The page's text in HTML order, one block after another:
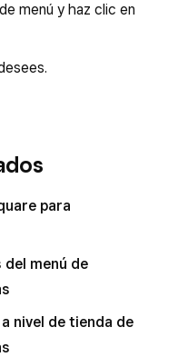
menú y haz clic en
para
menú de
nivel de tienda de